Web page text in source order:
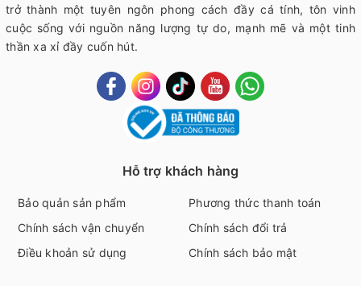
trở thành một tuyên ngôn phong cách đầy cá tính, tôn vinh
cuộc sống với nguồn năng lượng tự do, mạnh mẽ và một tinh
thần xa xỉ đầy cuốn hút.
Hỗ trợ khách hàng
Bảo quản sản phẩm
Phương thức thanh toán
Chính sách vận chuyển
Chính sách đổi trả
Điều khoản sử dụng
Chính sách bảo mật